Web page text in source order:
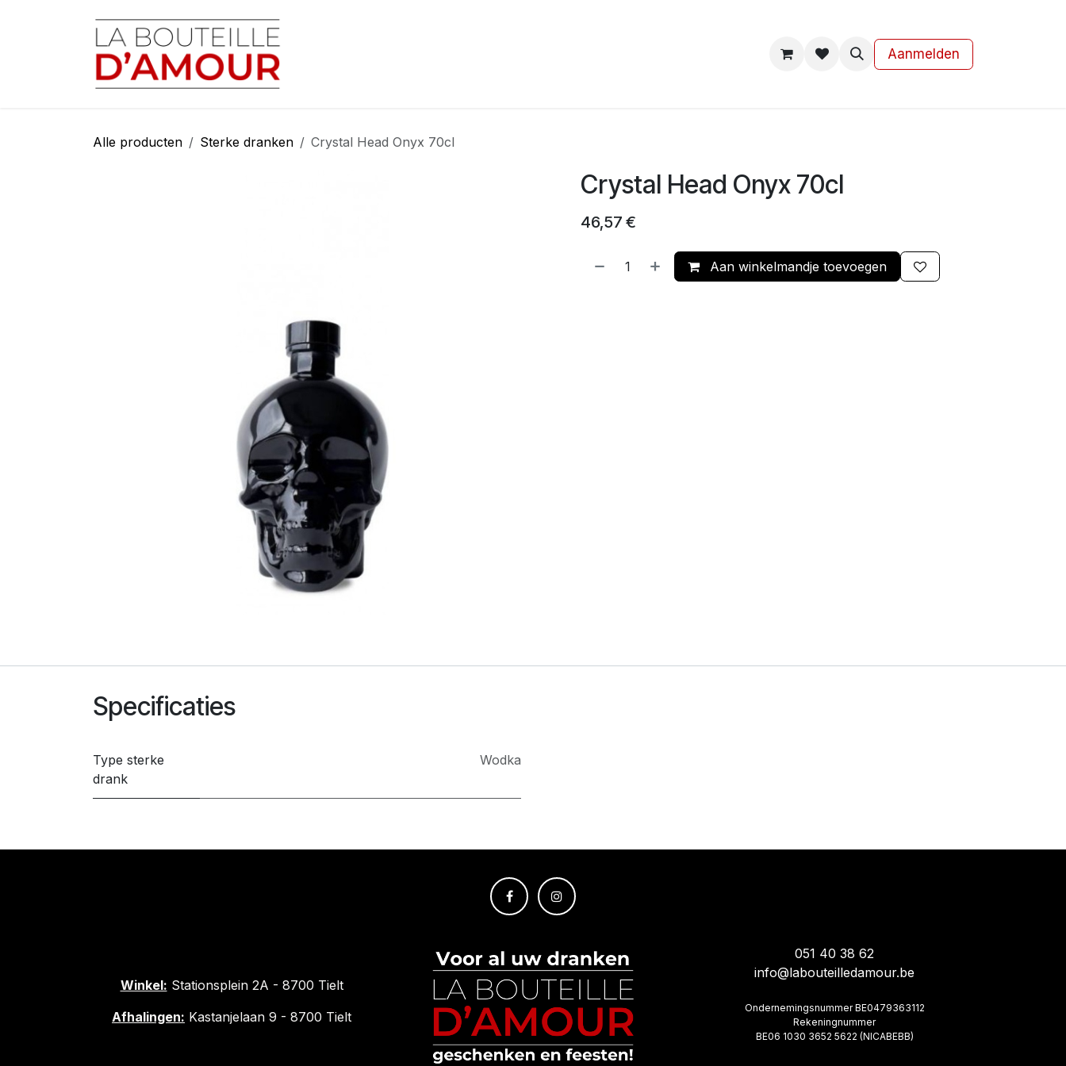
Aanmelden
Alle producten Sterke dranken Crystal Head Onyx 70cl
Crystal Head Onyx 70cl
46,57 €
Aan winkelmandje toevoegen
Specificaties
Type sterke
drank
Wodka
Winkel: Stationsplein 2A - 8700 Tielt
Afhalingen: Kastanjelaan 9 - 8700 Tielt
051 40 38 62
info@labouteilledamour.be
Ondernemingsnummer BE0479363112
Rekeningnummer
BE06 1030 3652 5622 (NICABEBB)